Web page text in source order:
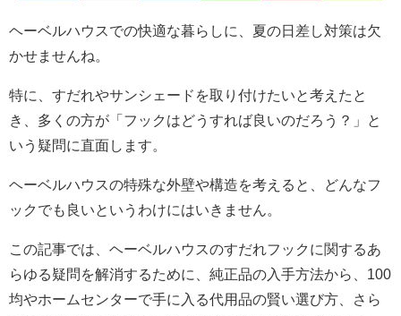
ヘーベルハウスでの快適な暮らしに、夏の日差し対策は欠
かせませんね。
特に、すだれやサンシェードを取り付けたいと考えたと
き、多くの方が「フックはどうすれば良いのだろう？」と
いう疑問に直面します。
ヘーベルハウスの特殊な外壁や構造を考えると、どんなフ
ックでも良いというわけにはいきません。
この記事では、ヘーベルハウスのすだれフックに関するあ
らゆる疑問を解消するために、純正品の入手方法から、100
均やホームセンターで手に入る代用品の賢い選び方、さら